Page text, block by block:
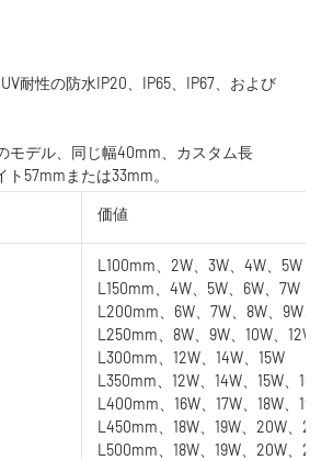
耐性の防水IP20、IP65、IP67、および
モデル、同じ幅40mm、カスタム長
価値
L100mm、2W、3W、4W、5W
L150mm、4W、5W、6W、7W
L200mm、6W、7W、8W、9W、
L250mm、8W、9W、10W、12W
L300mm、12W、14W、15W
L350mm、12W、14W、15W、16W
L400mm、16W、17W、18W、19W
L450mm、18W、19W、20W、
L500mm、18W、19W、20W、